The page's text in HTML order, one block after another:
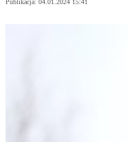
Publikacja: 04.01.2024 15:41